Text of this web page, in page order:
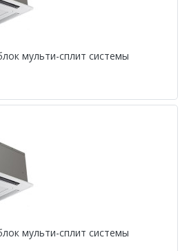
мульти-сплит системы
мульти-сплит системы